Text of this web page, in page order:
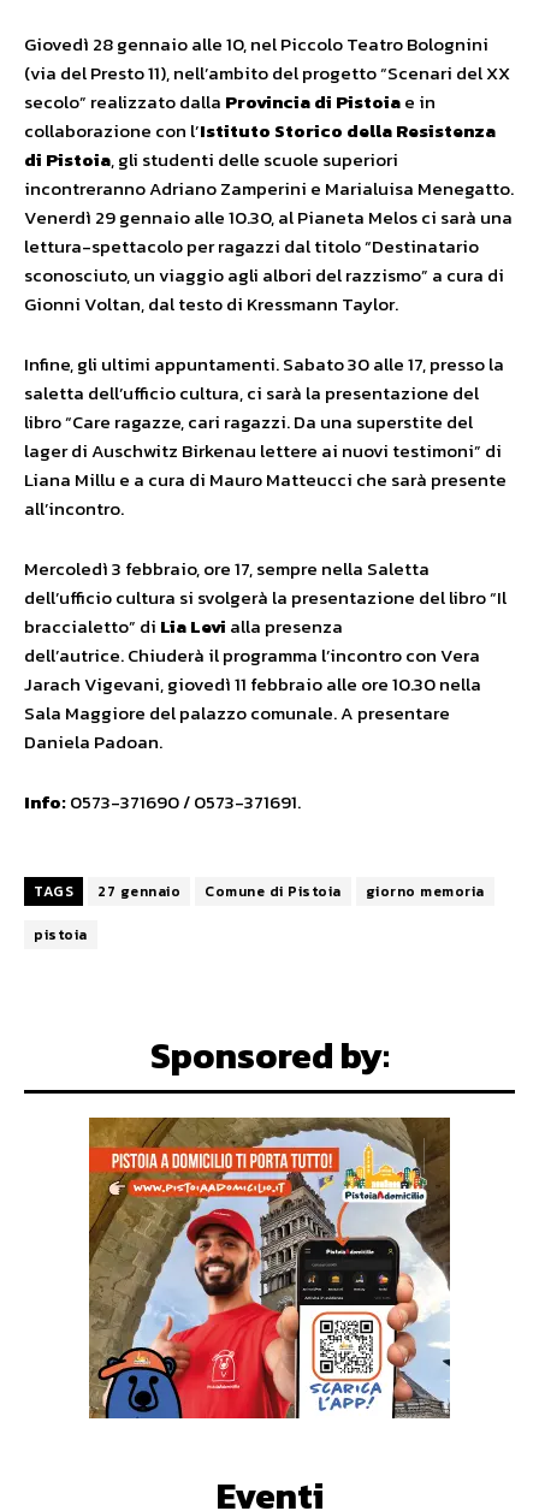
Giovedì 28 gennaio alle 10, nel Piccolo Teatro Bolognini
(via del Presto 11), nell’ambito del progetto “Scenari del XX
secolo” realizzato dalla Provincia di Pistoiae in
collaborazione con l’Istituto Storico della Resistenza
di Pistoia, gli studenti delle scuole superiori
incontreranno Adriano Zamperini e Marialuisa Menegatto.
Venerdì 29 gennaio alle 10.30, al Pianeta Melos ci sarà una
lettura-spettacolo per ragazzi dal titolo “Destinatario
sconosciuto, un viaggio agli albori del razzismo” a cura di
Gionni Voltan, dal testo di Kressmann Taylor.
Infine, gli ultimi appuntamenti. Sabato 30 alle 17, presso la
saletta dell’ufficio cultura, ci sarà la presentazione del
libro “Care ragazze, cari ragazzi. Da una superstite del
lager di Auschwitz Birkenau lettere ai nuovi testimoni” di
Liana Millu e a cura di Mauro Matteucci che sarà presente
all’incontro.
Mercoledì 3 febbraio, ore 17, sempre nella Saletta
dell’ufficio cultura si svolgerà la presentazione del libro “Il
braccialetto” di Lia Levi alla presenza
dell’autrice. Chiuderà il programma l’incontro con Vera
Jarach Vigevani, giovedì 11 febbraio alle ore 10.30 nella
Sala Maggiore del palazzo comunale. A presentare
Daniela Padoan.
Info:0573-371690 / 0573-371691.
TAGS 27 gennaio Comune di Pistoia
giorno memoria
pistoia
Sponsored by:
Eventi